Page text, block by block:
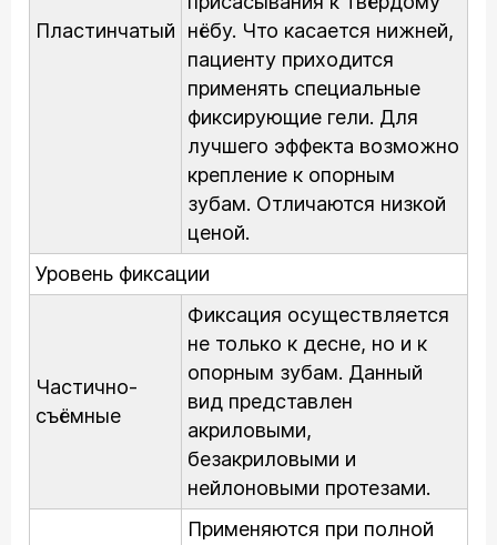
Пластинчатый
нёбу. Что касается нижней,
пациенту приходится
применять специальные
фиксирующие гели. Для
лучшего эффекта возможно
крепление к опорным
зубам. Отличаются низкой
ценой.
Уровень фиксации
Частично-
съёмные
Фиксация осуществляется
не только к десне, но и к
опорным зубам. Данный
вид представлен
акриловыми,
безакриловыми и
нейлоновыми протезами.
Применяются при полной